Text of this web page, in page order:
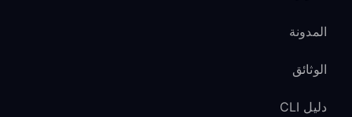
المدونة
الوثائق
دليل CLI